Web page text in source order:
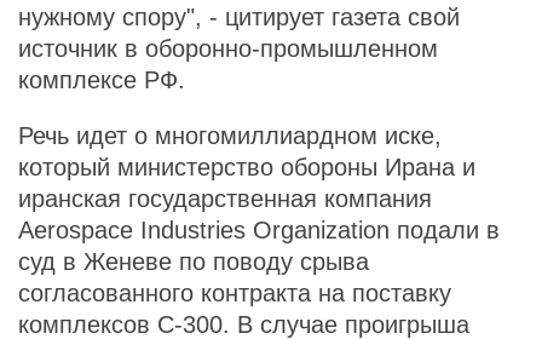
нужному спору", - цитирует газета свой
источник в оборонно-промышленном
комплексе РФ.
Речь идет о многомиллиардном иске,
который министерство обороны Ирана и
иранская государственная компания
Aerospace Industries Organization подали в
суд в Женеве по поводу срыва
согласованного контракта на поставку
комплексов С-300. В случае проигрыша